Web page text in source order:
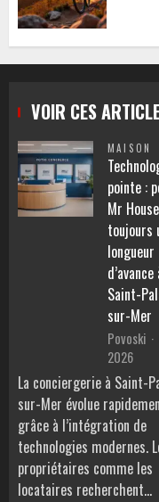
VOIR CES
MAISON
pointe :
Mr
toujours
longueur
d’avance
Saint-
sur-Mer
Povoski
2026
La conciergerie à Saint-
sur-Mer évolue
grâce à l’intégration de
technologies modernes.
propriétaires comme les
locataires recherchent…